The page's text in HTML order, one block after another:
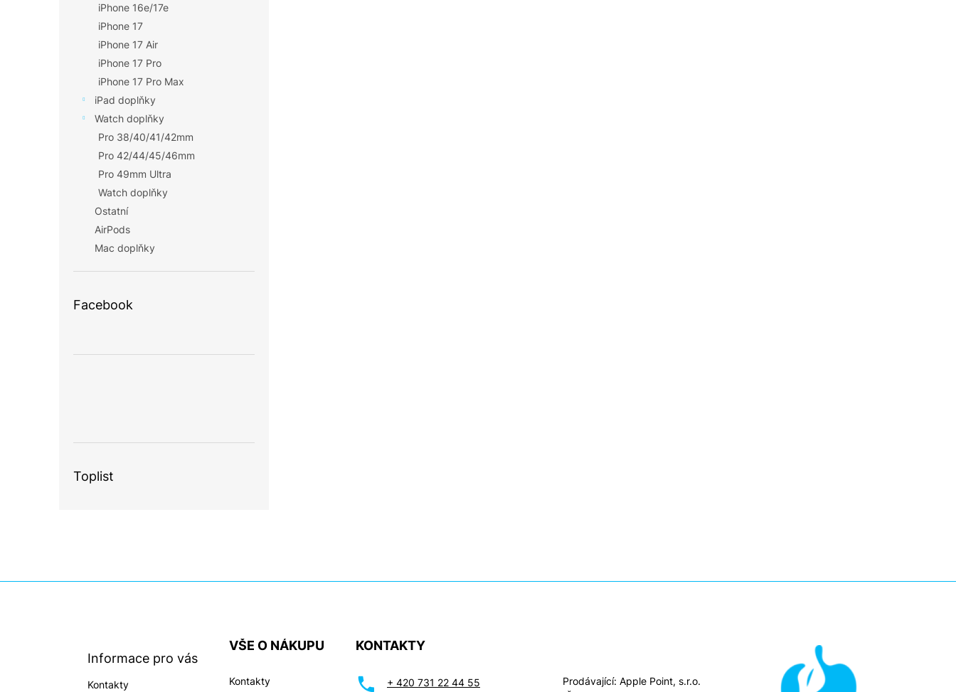
iPhone 16e/17e
iPhone 17
iPhone 17 Air
iPhone 17 Pro
iPhone 17 Pro Max
iPad doplňky
Watch doplňky
Pro 38/40/41/42mm
Pro 42/44/45/46mm
Pro 49mm Ultra
Watch doplňky
Ostatní
AirPods
Mac doplňky
Facebook
Toplist
Informace pro vás
Kontakty
VŠE O NÁKUPU
Kontakty
KONTAKTY
+ 420 731 22 44 55
Prodávající: Apple Point, s.r.o.